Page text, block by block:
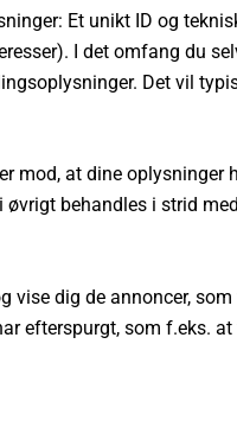
Et unikt ID og
I det omfang du
Det vil
mod, at dine
behandles i strid
vise dig de annoncer,
efterspurgt, som f.eks.